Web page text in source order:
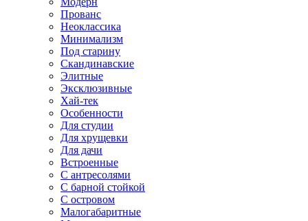
Прованс
Неоклассика
Минимализм
Под старину
Скандинавские
Элитные
Эксклюзивные
Хай-тек
Особенности
Для студии
Для хрущевки
Для дачи
Встроенные
С антресолями
С барной стойкой
С островом
Малогабаритные